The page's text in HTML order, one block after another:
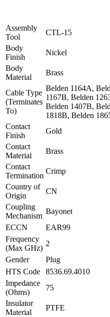
Assembly
Tool
CTL-15
Body
Finish
Nickel
Body
Material
Brass
Cable Type
(Terminates
To)
Belden 1164A,
1167B, Belden
Belden 1407B,
1818B, Belden
Contact
Finish
Gold
Contact
Material
Brass
Contact
Termination
Crimp
Country of
Origin
CN
Coupling
Mechanism
Bayonet
ECCN
EAR99
Frequency
(Max GHz)
2
Gender
Plug
HTS Code
8536.69.4010
Impedance
(Ohms)
75
Insulator
Material
PTFE